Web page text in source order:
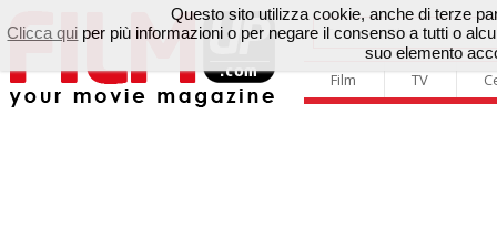
Film TV
Questo sito utilizza cookie, anche di terze
Clicca qui per più informazioni o per negare il consenso a tutti o
suo elemento